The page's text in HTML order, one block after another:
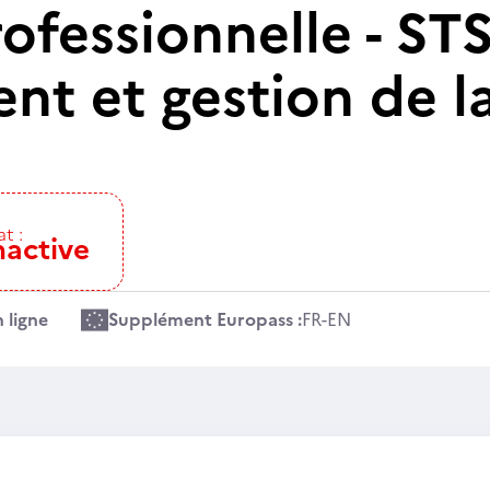
-
et gestion de
:
ligne Supplément Europass :FR-EN